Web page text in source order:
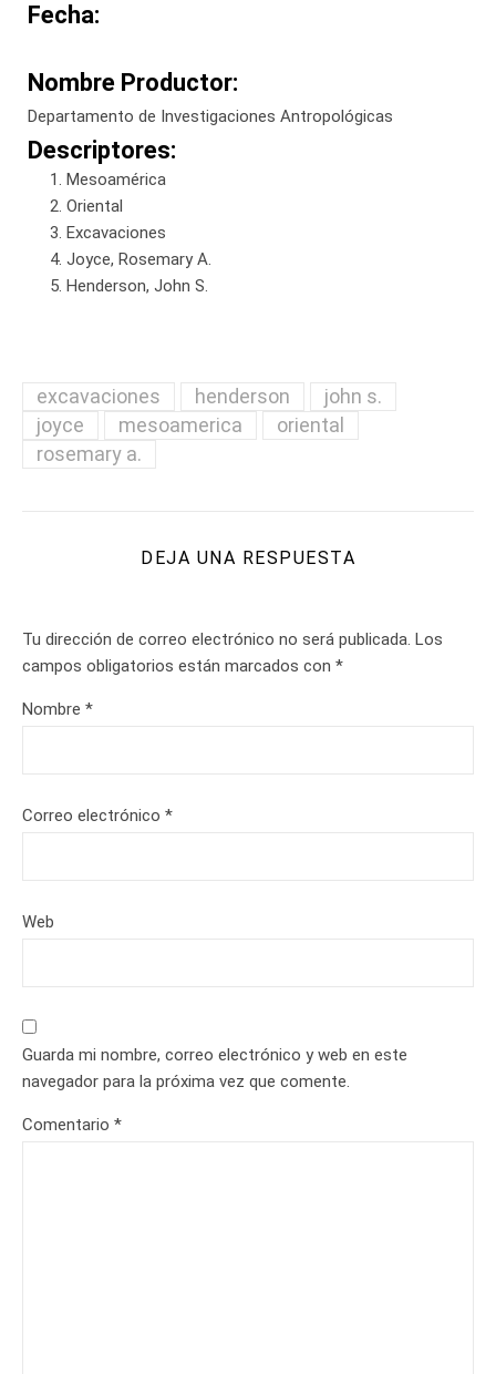
Fecha:
Nombre Productor:
Departamento de Investigaciones Antropológicas
Descriptores:
Mesoamérica
Oriental
Excavaciones
Joyce, Rosemary A.
Henderson, John S.
excavaciones henderson
john s.
joyce
mesoamerica
oriental
rosemary a.
DEJA UNA RESPUESTA
Tu dirección de correo electrónico no será publicada. Los
campos obligatorios están marcados con *
Nombre *
Correo electrónico *
Web
Guarda mi nombre, correo electrónico y web en este
navegador para la próxima vez que comente.
Comentario *